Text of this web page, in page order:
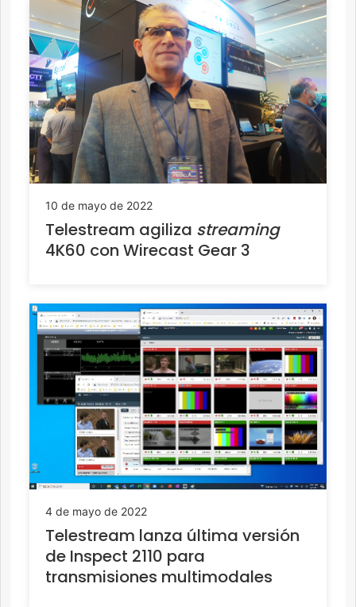
10 de mayo de 2022
Telestream agiliza streaming
4K60 con Wirecast Gear 3
4 de mayo de 2022
Telestream lanza última versión
de Inspect 2110 para
transmisiones multimodales